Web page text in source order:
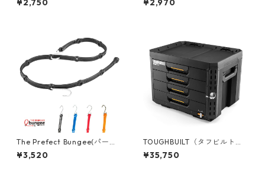
ス] フタ付き 05GLTDD-MUL
¥2,750
サイドバー TB-B1-A-30
¥2,970
The Prefect Bungee(パーフ
ェクトバンジー) アジャスタブ
ル バンジーストラップ [48"/1
¥3,520
TOUGHBUILT（タフビルト）S
TACK TECH(スタックテック)
4ドロワーボックス（サイドロ
¥35,750